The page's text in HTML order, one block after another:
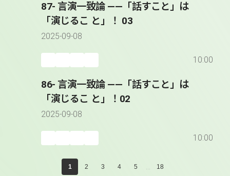
87- 言演一致論 ――「話すこと」は
「演じるこ と」！ 03
2025-09-08
10:00
86- 言演一致論 ――「話すこと」は
「演じるこ と」！02
2025-09-08
10:00
1 2 3 4 5 ... 18